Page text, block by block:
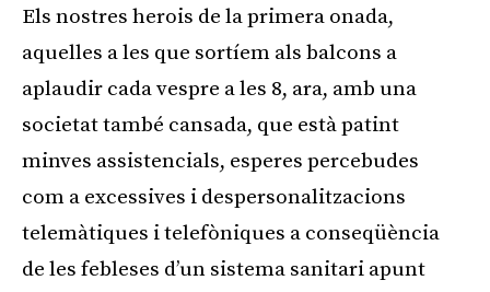
Els nostres herois de la primera onada,
aquelles a les que sortíem als balcons a
aplaudir cada vespre a les 8, ara, amb una
societat també cansada, que està patint
minves assistencials, esperes percebudes
com a excessives i despersonalitzacions
telemàtiques i telefòniques a conseqüència
de les febleses d’un sistema sanitari apunt